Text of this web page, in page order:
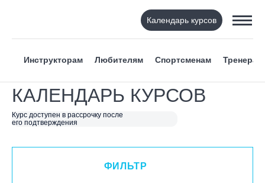
Календарь курсов
Инструкторам Любителям Спортсменам Тренерам
КАЛЕНДАРЬ КУРСОВ
Курс доступен в рассрочку после
его подтверждения
ФИЛЬТР
ВИД СПОРТА
Я ХОЧУ
КАТЕГОРИЯ
ФИЛЬТР